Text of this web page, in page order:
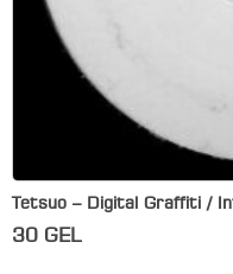
Tetsuo – Digital Graffiti /
30 GEL